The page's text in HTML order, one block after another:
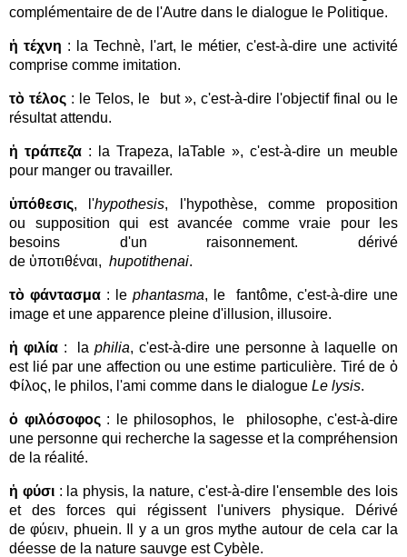
complémentaire de de l'Autre dans le dialogue le Politique.
ἡ τέχνη : la Technè, l'art, le métier, c'est-à-dire une activité
comprise comme imitation.
τὸ τέλος : le Telos, le but », c'est-à-dire l'objectif final ou le
résultat attendu.
ἡ τράπεζα: la Trapeza, laTable », c'est-à-dire un meuble
pour manger ou travailler.
ὑπόθεσις, l'hypothesis, l'hypothèse, comme proposition
ou supposition qui est avancée comme vraie pour les
besoins d'un raisonnement. dérivé
de ὑποτιθέναι, hupotithenai.
τὸ φάντασμα : le phantasma, le fantôme, c'est-à-dire une
image et une apparence pleine d'illusion, illusoire.
ἡ φιλία: laphilia, c'est-à-dire une personne à laquelle on
est lié par une affection ou une estime particulière. Tiré de ὁ
Φίλος, le philos, l'ami comme dans le dialogue Le lysis.
ὁ φιλόσοφος: le philosophos, le philosophe, c'est-à-dire
une personne qui recherche la sagesse et la compréhension
de la réalité.
ἡ φύσι: la physis, la nature, c'est-à-dire l'ensemble des lois
et des forces qui régissent l'univers physique. Dérivé
de φύειν, phuein. Il y a un gros mythe autour de cela car la
déesse de la nature sauvge est Cybèle.